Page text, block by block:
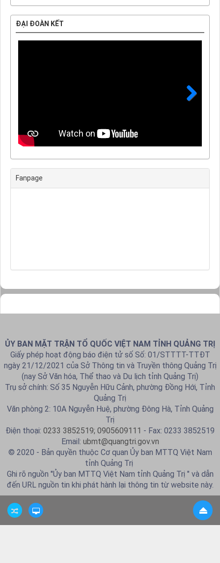
ĐẠI ĐOÀN KẾT
Fanpage
ỦY BAN MẶT TRẬN TỔ QUỐC VIỆT NAM TỈNH QUẢNG TRỊ
Giấy phép hoạt động báo điện tử số Số: 01/STTTT-TTĐT
ngày 21/12/2021 của Sở Thông tin và Truyền thông Quảng Trị
(nay Sở Văn hóa, Thể thao và Du lịch tỉnh Quảng Trị)
Trụ sở chính: Số 35 Nguyễn Hữu Cảnh, phường Đồng Hới, Tỉnh
Quảng Trị
Văn phòng 2: 10A Nguyễn Huệ, phường Đông Hà, Tỉnh Quảng
Trị
Điện thoại: 0233 3852519; 0905609111 - Fax: 0233 3852519
Email: ubmt@quangtri.gov.vn
© 2020 - Bản quyền thuộc Cơ quan Ủy ban MTTQ Việt Nam
tỉnh Quảng Trị
Ghi rõ nguồn "Ủy ban MTTQ Việt Nam tỉnh Quảng Trị " và dẫn
đến URL nguồn tin khi phát hành lại thông tin từ website này.